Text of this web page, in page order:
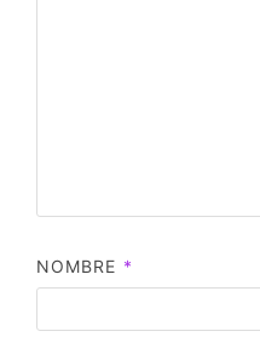
NOMBRE *